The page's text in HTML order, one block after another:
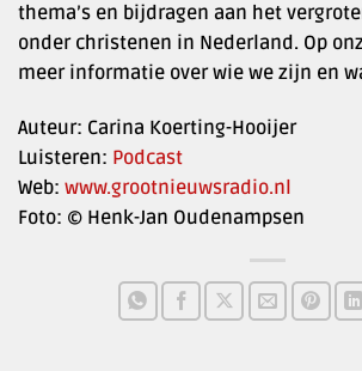
thema’s en bijdragen aan het
onder christenen in Nederland. Op
meer informatie over wie we zijn en
Auteur: Carina Koerting-Hooijer
Luisteren: Podcast
Web: www.grootnieuwsradio.nl
Foto: © Henk-Jan Oudenampsen